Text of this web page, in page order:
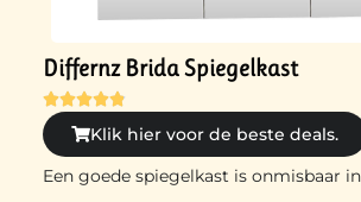
Differnz Brida Spiegelkast

Klik hier voor de beste deals.
Een goede spiegelkast is onmisbaar